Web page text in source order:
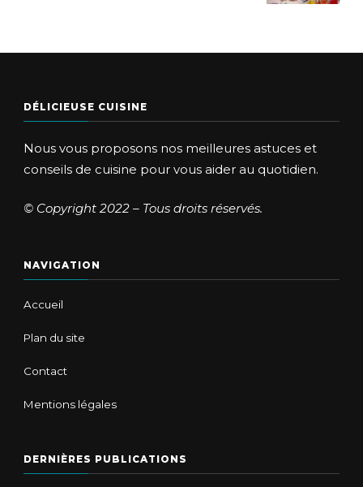
DÉLICIEUSE CUISINE
Nous vous proposons nos meilleures astuces et
conseils de cuisine pour vous aider au quotidien.
© Copyright 2022 – Tous droits réservés.
NAVIGATION
Accueil
Plan du site
Contact
Mentions légales
DERNIÈRES PUBLICATIONS